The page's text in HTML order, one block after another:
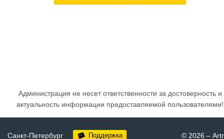
Администрация не несет ответственности за достоверность и
актуальность информации предоставляемой пользователями!
Санкт-Петербург Поддержка © 2026 –